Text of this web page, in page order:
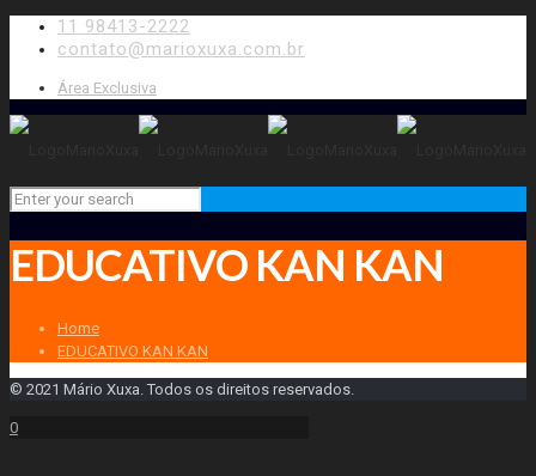
11 98413-2222
contato@marioxuxa.com.br
Área Exclusiva
EDUCATIVO KAN KAN
Home
EDUCATIVO KAN KAN
© 2021 Mário Xuxa. Todos os direitos reservados.
0